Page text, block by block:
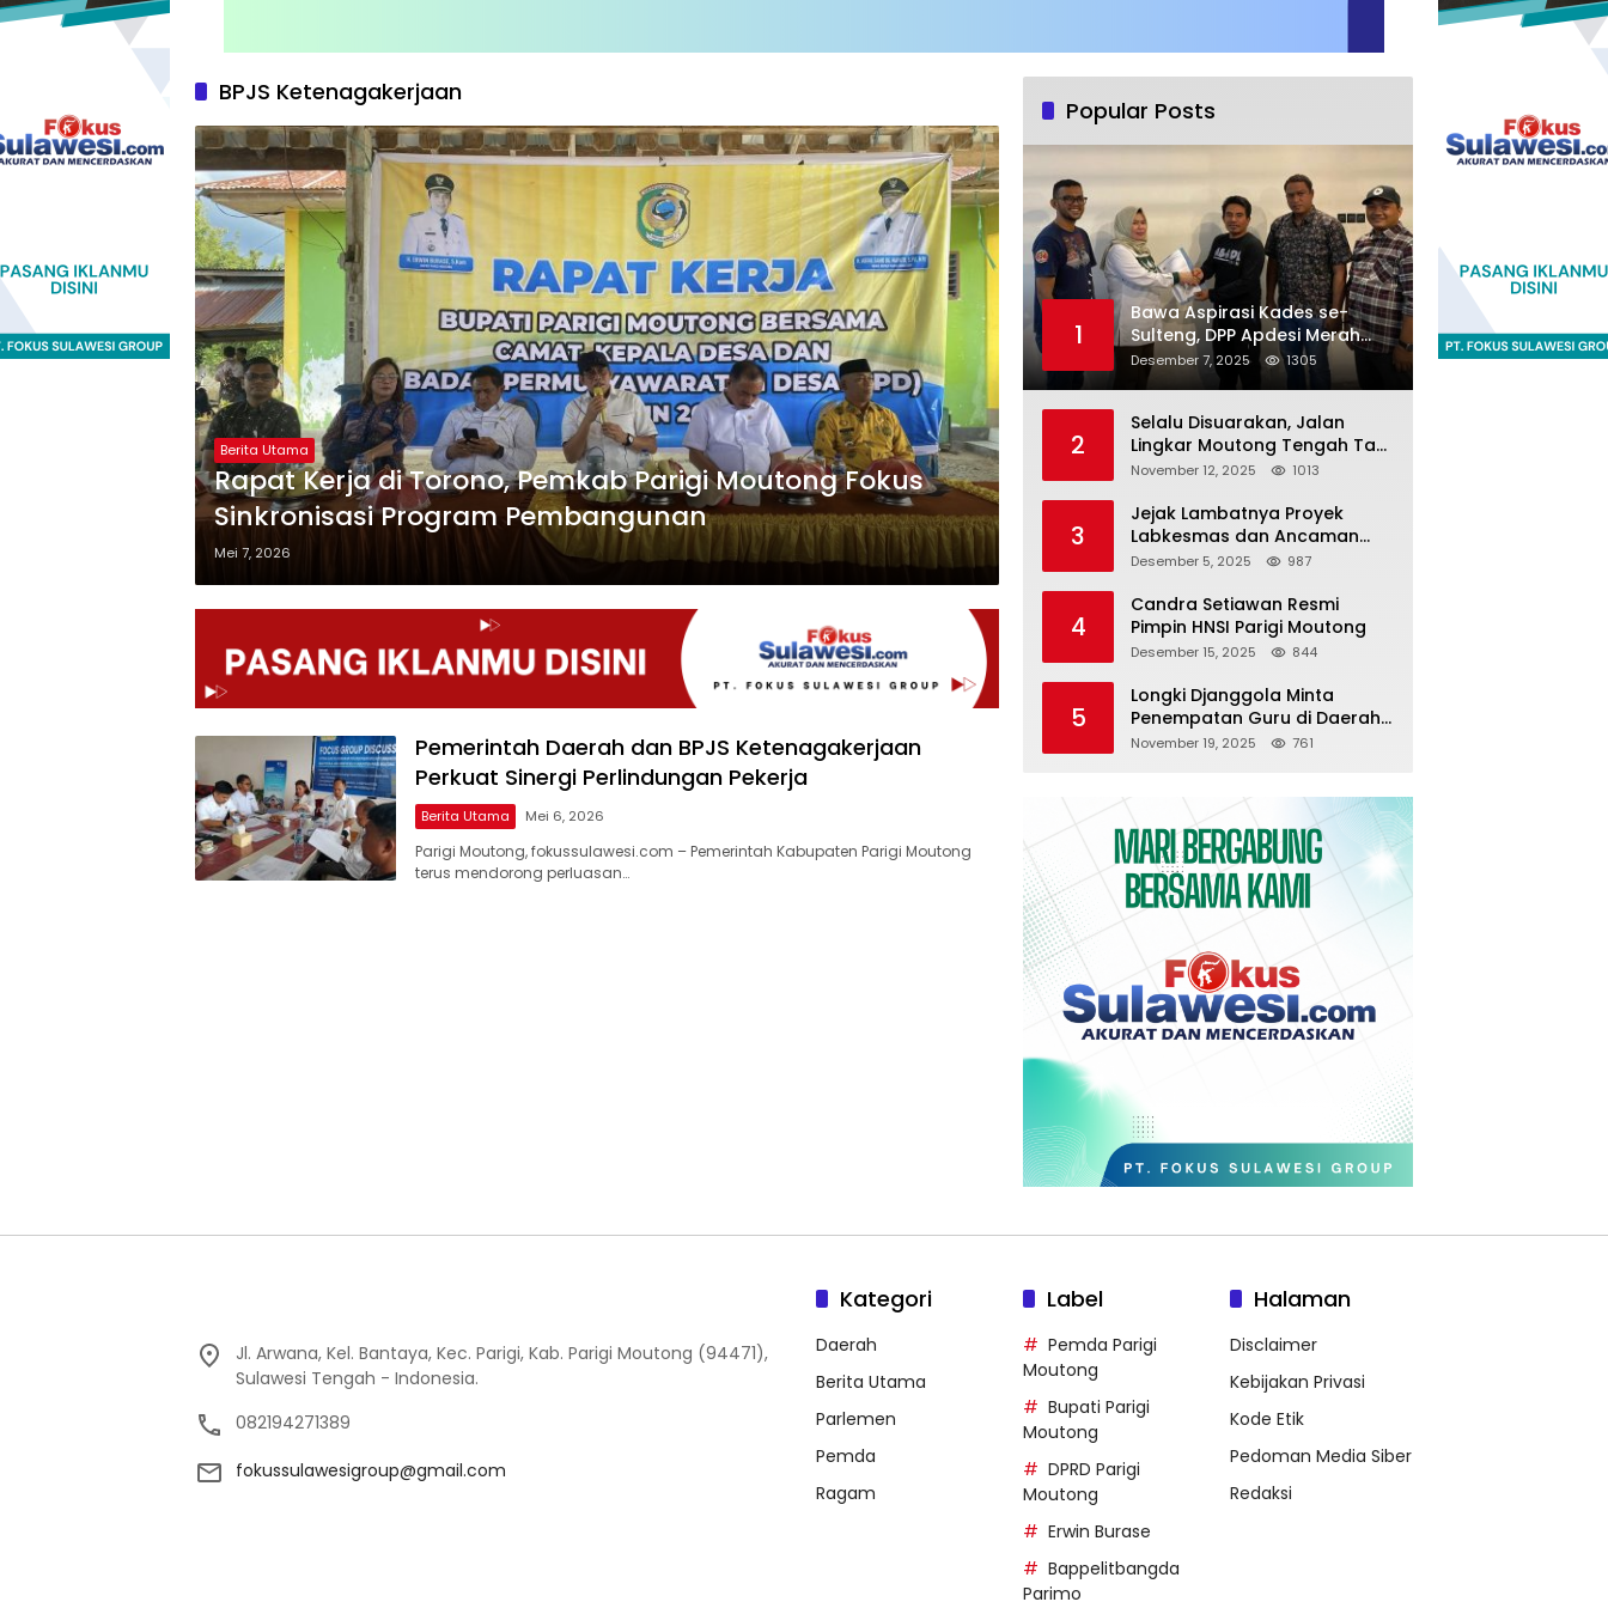
BPJS Ketenagakerjaan
Berita Utama
Rapat Kerja di Torono, Pemkab Parigi Moutong Fokus
Sinkronisasi Program Pembangunan
Mei 7, 2026
Pemerintah Daerah dan BPJS Ketenagakerjaan
Perkuat Sinergi Perlindungan Pekerja
Berita Utama Mei 6, 2026
Parigi Moutong, fokussulawesi.com – Pemerintah Kabupaten Parigi Moutong
terus mendorong perluasan…
Popular Posts
1
Bawa Aspirasi Kades se-
Sulteng, DPP Apdesi Merah
Putih Temui Legislator Provinsi
Desember 7, 2025 1305
2
Selalu Disuarakan, Jalan
Lingkar Moutong Tengah Tak
Kunjung Dieksekusi
November 12, 2025 1013
3
Jejak Lambatnya Proyek
Labkesmas dan Ancaman
Pemutusan Kontrak
Desember 5, 2025 987
4
Candra Setiawan Resmi
Pimpin HNSI Parigi Moutong
Desember 15, 2025 844
5
Longki Djanggola Minta
Penempatan Guru di Daerah
3T Diserahkan ke Pemda
November 19, 2025 761
Jl. Arwana, Kel. Bantaya, Kec. Parigi, Kab. Parigi Moutong (94471),
Sulawesi Tengah - Indonesia.
082194271389
fokussulawesigroup@gmail.com
Kategori
Daerah
Berita Utama
Parlemen
Pemda
Ragam
Label
Pemda Parigi
Moutong
Bupati Parigi
Moutong
DPRD Parigi
Moutong
Erwin Burase
Bappelitbangda
Parimo
Halaman
Disclaimer
Kebijakan Privasi
Kode Etik
Pedoman Media Siber
Redaksi